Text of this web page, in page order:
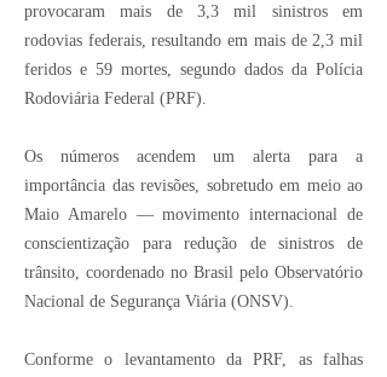
provocaram mais de 3,3 mil sinistros em
rodovias federais, resultando em mais de 2,3 mil
feridos e 59 mortes, segundo dados da Polícia
Rodoviária Federal (PRF).
Os números acendem um alerta para a
importância das revisões, sobretudo em meio ao
Maio Amarelo — movimento internacional de
conscientização para redução de sinistros de
trânsito, coordenado no Brasil pelo Observatório
Nacional de Segurança Viária (ONSV).
Conforme o levantamento da PRF, as falhas